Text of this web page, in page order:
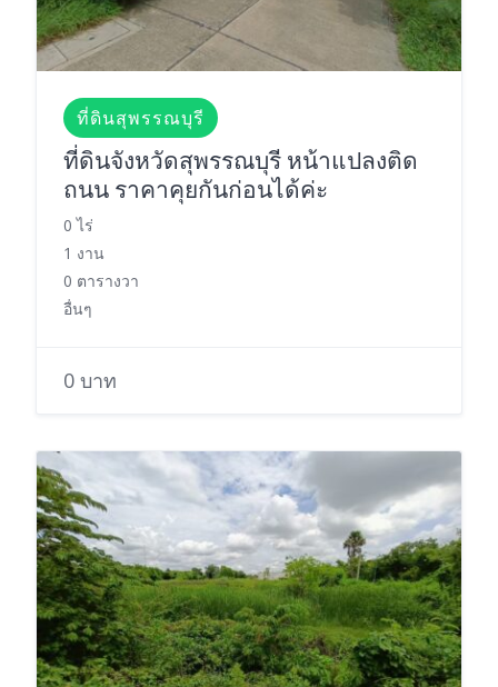
ที่ดินสุพรรณบุรี
ที่ดินจังหวัดสุพรรณบุรี หน้าแปลงติด
ถนน ราคาคุยกันก่อนได้ค่ะ
0 ไร่
1 งาน
0 ตารางวา
อื่นๆ
0 บาท